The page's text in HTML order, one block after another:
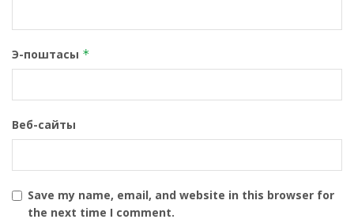
Э-поштасы *
Веб-сайты
Save my name, email, and website in this browser for
the next time I comment.